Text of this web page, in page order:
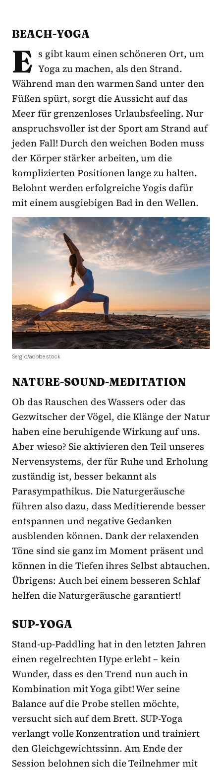
BEACH-YOGA
E s gibt kaum einen schöneren Ort, um
Yoga zu machen, als den Strand.
Während man den warmen Sand unter den
Füßen spürt, sorgt die Aussicht auf das
Meer für grenzenloses Urlaubsfeeling. Nur
anspruchsvoller ist der Sport am Strand auf
jeden Fall! Durch den weichen Boden muss
der Körper stärker arbeiten, um die
komplizierten Positionen lange zu halten.
Belohnt werden erfolgreiche Yogis dafür
mit einem ausgiebigen Bad in den Wellen.
Sergio/adobe.stock
NATURE-SOUND-MEDITATION
Ob das Rauschen des Wassers oder das
Gezwitscher der Vögel, die Klänge der Natur
haben eine beruhigende Wirkung auf uns.
Aber wieso? Sie aktivieren den Teil unseres
Nervensystems, der für Ruhe und Erholung
zuständig ist, besser bekannt als
Parasympathikus. Die Naturgeräusche
führen also dazu, dass Meditierende besser
entspannen und negative Gedanken
ausblenden können. Dank der relaxenden
Töne sind sie ganz im Moment präsent und
können in die Tiefen ihres Selbst abtauchen.
Übrigens: Auch bei einem besseren Schlaf
helfen die Naturgeräusche garantiert!
SUP-YOGA
Stand-up-Paddling hat in den letzten Jahren
einen regelrechten Hype erlebt – kein
Wunder, dass es den Trend nun auch in
Kombination mit Yoga gibt! Wer seine
Balance auf die Probe stellen möchte,
versucht sich auf dem Brett. SUP-Yoga
verlangt volle Konzentration und trainiert
den Gleichgewichtssinn. Am Ende der
Session belohnen sich die Teilnehmer mit